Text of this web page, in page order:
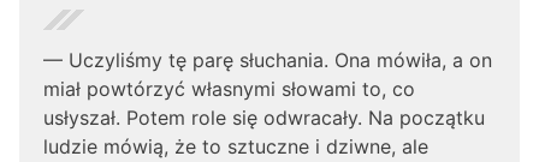
— Uczyliśmy tę parę słuchania. Ona mówiła, a on
miał powtórzyć własnymi słowami to, co
usłyszał. Potem role się odwracały. Na początku
ludzie mówią, że to sztuczne i dziwne, ale